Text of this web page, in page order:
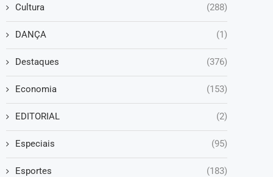
Cultura (288)
DANÇA (1)
Destaques (376)
Economia (153)
EDITORIAL (2)
Especiais (95)
Esportes (183)